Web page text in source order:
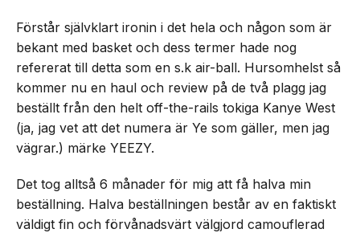
Förstår självklart ironin i det hela och någon som är
bekant med basket och dess termer hade nog
refererat till detta som en s.k air-ball. Hursomhelst så
kommer nu en haul och review på de två plagg jag
beställt från den helt off-the-rails tokiga Kanye West
(ja, jag vet att det numera är Ye som gäller, men jag
vägrar.) märke YEEZY.
Det tog alltså 6 månader för mig att få halva min
beställning. Halva beställningen består av en faktiskt
väldigt fin och förvånadsvärt välgjord camouflerad